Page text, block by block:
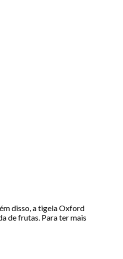
disso, a tigela Oxford
de frutas. Para ter mais